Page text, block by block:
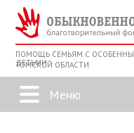
ПОМОЩЬ СЕМЬЯМ С
ДЕТЬМИ
ТОМСКОЙ ОБЛАСТИ